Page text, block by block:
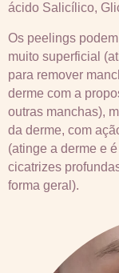
ácido Salicílico,
Os peelings
muito superficial
para remover
derme com a
outras manchas),
da derme, com
(atinge a derme e
cicatrizes
forma geral).